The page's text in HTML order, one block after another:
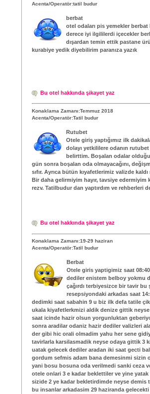
Acenta/Operatör:tatil budur
berbat
otel odaları pis yemekler
derece iyi ilgililerdi içecekler
dışardan temin ettik pastane
kurabiye yedik diyebilirim paranıza yazık
Bu otel hakkında şikayet yaz
Konaklama Zamanı:Temmuz 2018
Acenta/Operatör:Tatil budur
Rutubet
Otele giriş yaptığımız ilk
dolayı yetkililere odanın
belirttim. Boşalan odalar
gün sonra boşalan oda olmayacağını,
sıfır. Ayrıca bütün kıyafetlerimiz valizde
Bir daha gelirmiyim hayır, tavsiye edermiyim
rezv. Tatilbudur dan yaptırdım ve rehberleri
Bu otel hakkında şikayet yaz
Konaklama Zamanı:19-29 haziran
Acenta/Operatör:Tatil budur
Berbat
Otele giris yaptigimiz saat
dediler enistem belboy yokmu
çağırdı terbiyesizce bir tavir
resepsiyondaki arkadas saat
dedimki saat sabahin 9 u biz ilk defa tatile
ukala kiyafetlerkmizi aldik denize gittik
saat icinde hazir olsun yorgunluktan
sonra aradilar odaniz hazir dediler valizleri
der gibi hic orali olmadim yahu her sene
tavirlarla karsilasmadik neyse odaya gittik 3
uatak gelecek dediler aradan iki saat gecti
gordum sefmis adam bana demesinmi sizin
yani bosu bosuna oda verilmedi sanki ceza
otele onlari 3 e kadar beklettiler ve yine
sizide 2 ye kadar bekletirdimde neyse
bu insanlar arkadasim 29 haziranda